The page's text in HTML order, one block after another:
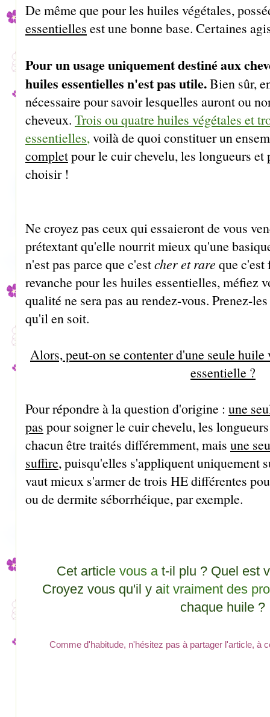
De même que pour les huiles végétales,
essentielles est une bonne base. Certaines
Pour un usage uniquement destiné aux
huiles essentielles n'est pas utile.Bien sûr,
nécessaire pour savoir lesquelles auront ou
cheveux. Trois ou quatre huiles végétales et
essentielles,voilà de quoi constituer un
completpour le cuir chevelu, les longueurs
choisir !
Ne croyez pas ceux qui essaieront de vous
prétextant qu'elle nourrit mieux qu'une
n'est pas parce que c'estcher et rare que c'est
revanche pour les huiles essentielles, méfiez
qualité ne sera pas au rendez-vous. Prenez-
qu'il en soit.
Alors, peut-on se contenter d'une seule
essentielle ?
Pour répondre à la question d'origine : une
pas pour soigner le cuir chevelu, les
chacun être traités différemment, mais une
suffire, puisqu'elles s'appliquent uniquement
vaut mieux s'armer de trois HE différentes
ou de dermite séborrhéique, par exemple.
Cet article vous at-il plu ? Quel est
Croyez vous qu'il y ait vraiment des
chaque huile ?
Comme d'habitude, n'hésitez pas à partager l'article, à